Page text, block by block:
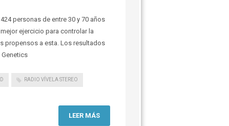
personas de entre 30 y 70 años
ejercicio para controlar la
propensos a esta. Los resultados
RADIO VÍVELA STEREO
LEER MÁS